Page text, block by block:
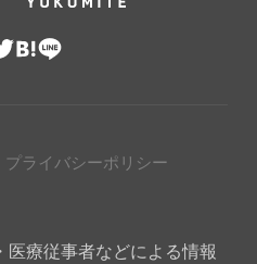
プライバシーポリシー
療従事者などによる情報